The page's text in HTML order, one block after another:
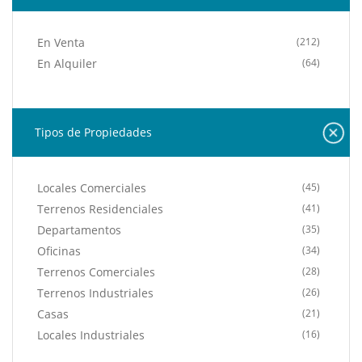
En Venta (212)
En Alquiler (64)
Tipos de Propiedades
Locales Comerciales (45)
Terrenos Residenciales (41)
Departamentos (35)
Oficinas (34)
Terrenos Comerciales (28)
Terrenos Industriales (26)
Casas (21)
Locales Industriales (16)